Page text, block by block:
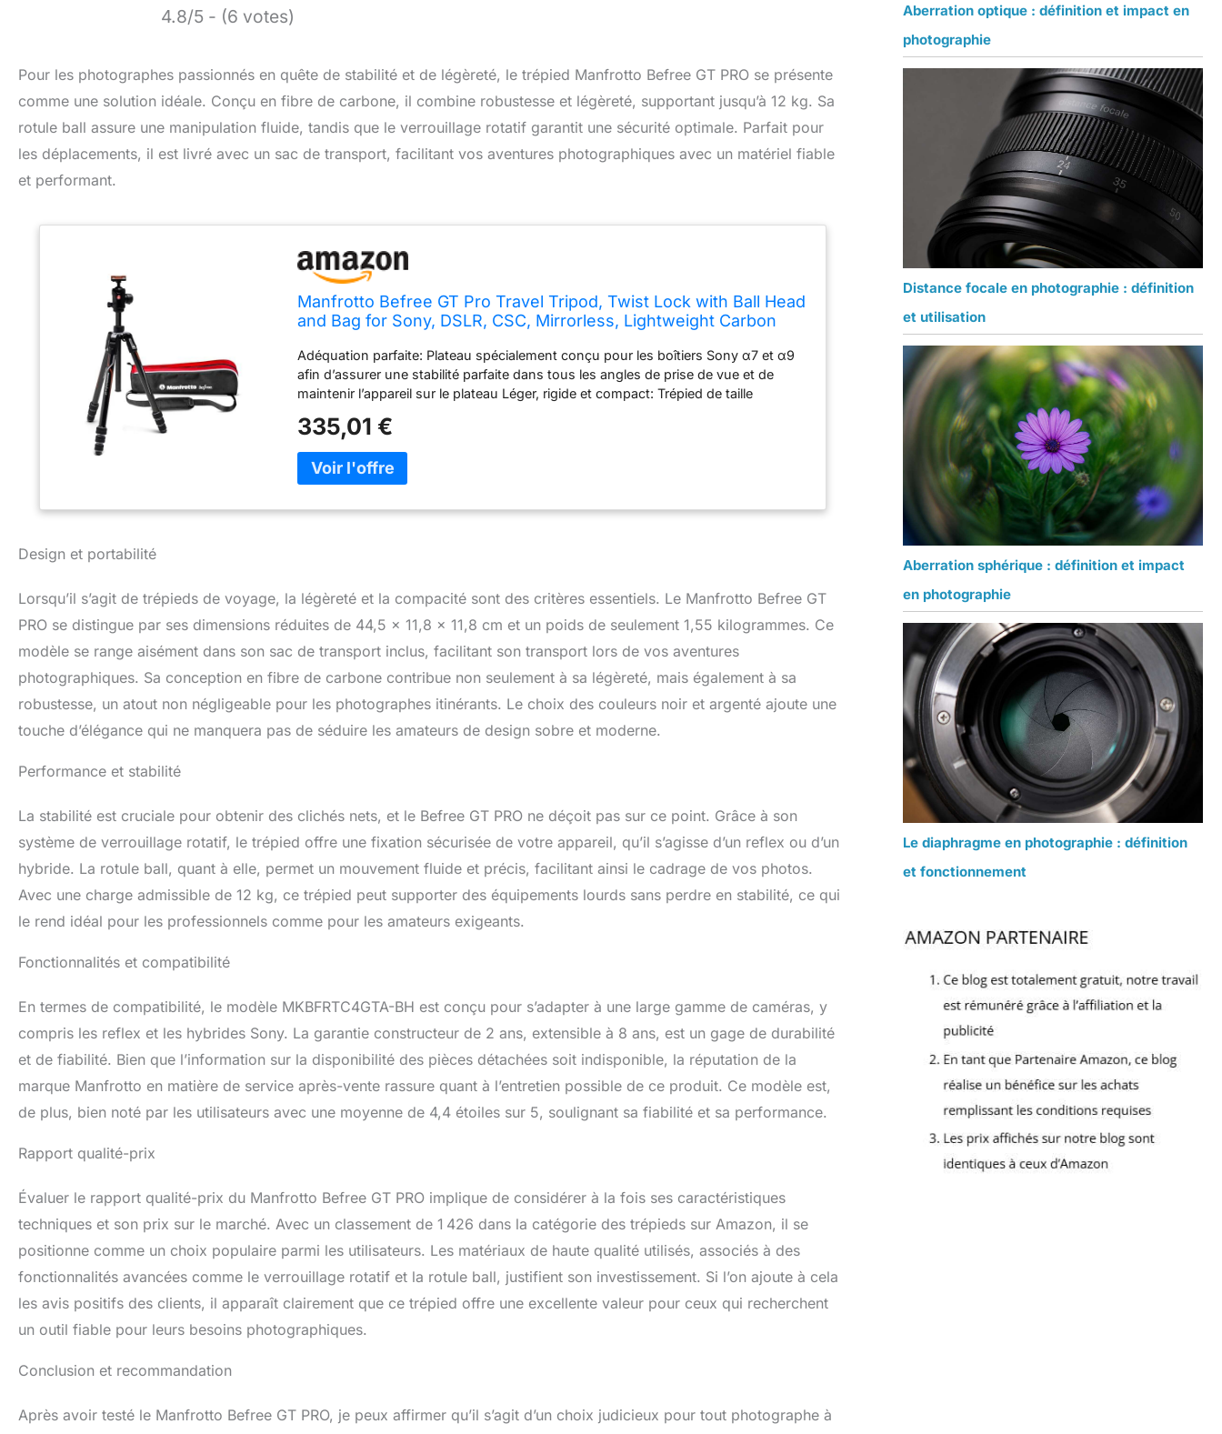
4.8/5 - (6 votes)
Pour les photographes passionnés en quête de stabilité et de légèreté, le trépied Manfrotto Befree GT PRO se présente
comme une solution idéale. Conçu en fibre de carbone, il combine robustesse et légèreté, supportant jusqu’à 12 kg. Sa
rotule ball assure une manipulation fluide, tandis que le verrouillage rotatif garantit une sécurité optimale. Parfait pour
les déplacements, il est livré avec un sac de transport, facilitant vos aventures photographiques avec un matériel fiable
et performant.
Manfrotto Befree GT Pro Travel Tripod, Twist Lock with Ball Head
and Bag for Sony, DSLR, CSC, Mirrorless, Lightweight Carbon
Adéquation parfaite: Plateau spécialement conçu pour les boîtiers Sony α7 et α9
afin d’assurer une stabilité parfaite dans tous les angles de prise de vue et de
maintenir l’appareil sur le plateau Léger, rigide et compact: Trépied de taille
qui améliorent la rigidité et absorbent les vibrations Verrouillage rapide et sécurisé:
Système Twist à verrouillage rotatif permettant une installation rapide et intuitive
avec une stabilité renforcée Cadrage fluide et précis: Rotule ball avec contrôles
indépendants des 3 mouvements, et intégrant un bouton de contrôle de la friction
Qualité premium: Conception unique et haut de gamme, fabrication 100% italienne
335,01 €
Design et portabilité
Lorsqu’il s’agit de trépieds de voyage, la légèreté et la compacité sont des critères essentiels. Le Manfrotto Befree GT
PRO se distingue par ses dimensions réduites de 44,5 x 11,8 x 11,8 cm et un poids de seulement 1,55 kilogrammes. Ce
modèle se range aisément dans son sac de transport inclus, facilitant son transport lors de vos aventures
photographiques. Sa conception en fibre de carbone contribue non seulement à sa légèreté, mais également à sa
robustesse, un atout non négligeable pour les photographes itinérants. Le choix des couleurs noir et argenté ajoute une
touche d’élégance qui ne manquera pas de séduire les amateurs de design sobre et moderne.
Performance et stabilité
La stabilité est cruciale pour obtenir des clichés nets, et le Befree GT PRO ne déçoit pas sur ce point. Grâce à son
système de verrouillage rotatif, le trépied offre une fixation sécurisée de votre appareil, qu’il s’agisse d’un reflex ou d’un
hybride. La rotule ball, quant à elle, permet un mouvement fluide et précis, facilitant ainsi le cadrage de vos photos.
Avec une charge admissible de 12 kg, ce trépied peut supporter des équipements lourds sans perdre en stabilité, ce qui
le rend idéal pour les professionnels comme pour les amateurs exigeants.
Fonctionnalités et compatibilité
En termes de compatibilité, le modèle MKBFRTC4GTA-BH est conçu pour s’adapter à une large gamme de caméras, y
compris les reflex et les hybrides Sony. La garantie constructeur de 2 ans, extensible à 8 ans, est un gage de durabilité
et de fiabilité. Bien que l’information sur la disponibilité des pièces détachées soit indisponible, la réputation de la
marque Manfrotto en matière de service après-vente rassure quant à l’entretien possible de ce produit. Ce modèle est,
de plus, bien noté par les utilisateurs avec une moyenne de 4,4 étoiles sur 5, soulignant sa fiabilité et sa performance.
Rapport qualité-prix
Évaluer le rapport qualité-prix du Manfrotto Befree GT PRO implique de considérer à la fois ses caractéristiques
techniques et son prix sur le marché. Avec un classement de 1 426 dans la catégorie des trépieds sur Amazon, il se
positionne comme un choix populaire parmi les utilisateurs. Les matériaux de haute qualité utilisés, associés à des
fonctionnalités avancées comme le verrouillage rotatif et la rotule ball, justifient son investissement. Si l’on ajoute à cela
les avis positifs des clients, il apparaît clairement que ce trépied offre une excellente valeur pour ceux qui recherchent
un outil fiable pour leurs besoins photographiques.
Conclusion et recommandation
Après avoir testé le Manfrotto Befree GT PRO, je peux affirmer qu’il s’agit d’un choix judicieux pour tout photographe à
Aberration optique : définition et impact en
photographie
Distance focale en photographie : définition
et utilisation
Aberration sphérique : définition et impact
en photographie
Le diaphragme en photographie : définition
et fonctionnement